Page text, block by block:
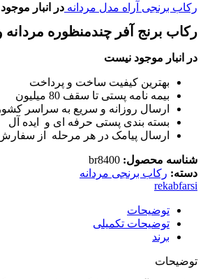
رکاب برنجی آراه مدل مردانه در انبار
رکاب برنج آفر چندمنظوره مردانه
در انبار موجود نیست
بهترین کیفیت ساخت و پرداخت
بیمه نامه پستی تا سقف 80 میلیون
ارسال روزانه و سریع به سراسر کشور
بسته بندی پستی حرفه ای و ایده آل
ارسال پیامک در هر مرحله از
شناسه محصول: br8400
دسته: رکاب برنجی مردانه
rekabfarsi
توضیحات
توضیحات تکمیلی
برند
توضیحات